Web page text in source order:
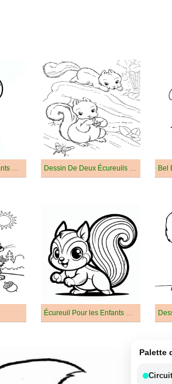
Écureuil Pour les Enfants De 6 An Dessin De Deux Écureuils Mignons Bel
Écureuil Pour les Enfants De 2 An
Palette